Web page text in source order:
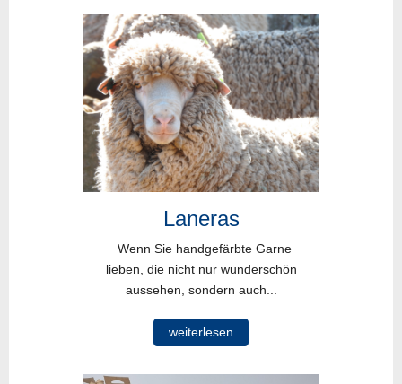
Laneras
Wenn Sie handgefärbte Garne
lieben, die nicht nur wunderschön
aussehen, sondern auch...
weiterlesen